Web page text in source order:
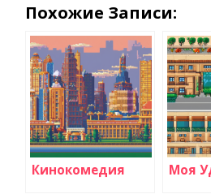
Похожие Записи:
Кинокомедия Моя